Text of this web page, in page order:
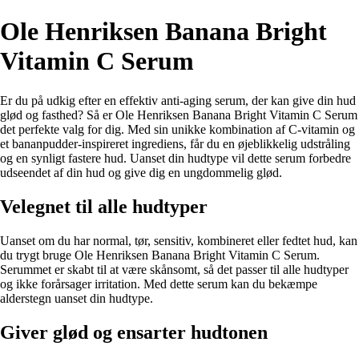
Ole Henriksen Banana Bright
Vitamin C Serum
Er du på udkig efter en effektiv anti-aging serum, der kan give din hud
glød og fasthed? Så er Ole Henriksen Banana Bright Vitamin C Serum
det perfekte valg for dig. Med sin unikke kombination af C-vitamin og
et bananpudder-inspireret ingrediens, får du en øjeblikkelig udstråling
og en synligt fastere hud. Uanset din hudtype vil dette serum forbedre
udseendet af din hud og give dig en ungdommelig glød.
Velegnet til alle hudtyper
Uanset om du har normal, tør, sensitiv, kombineret eller fedtet hud, kan
du trygt bruge Ole Henriksen Banana Bright Vitamin C Serum.
Serummet er skabt til at være skånsomt, så det passer til alle hudtyper
og ikke forårsager irritation. Med dette serum kan du bekæmpe
alderstegn uanset din hudtype.
Giver glød og ensarter hudtonen